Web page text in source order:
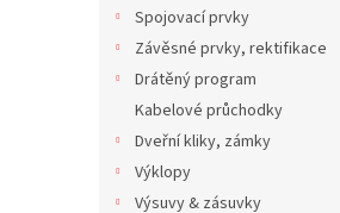
Spojovací prvky
Závěsné prvky, rektifikace
Drátěný program
Kabelové průchodky
Dveřní kliky, zámky
Výklopy
Výsuvy & zásuvky